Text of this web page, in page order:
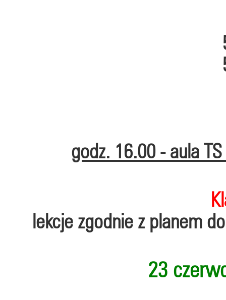
godz. 16.00 - aula
lekcje zgodnie z planem
23